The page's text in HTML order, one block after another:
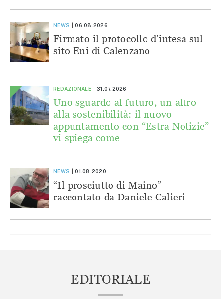
NEWS 06.08.2026
Firmato il protocollo d’intesa sul
sito Eni di Calenzano
REDAZIONALE 31.07.2026
Uno sguardo al futuro, un altro
alla sostenibilità: il nuovo
appuntamento con “Estra Notizie”
vi spiega come
NEWS 01.08.2020
“Il prosciutto di Maino”
raccontato da Daniele Calieri
EDITORIALE